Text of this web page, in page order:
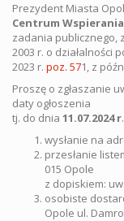
Prezydent Miasta
Centrum
zadania publicznego,
2003 r. o działalności
2023 r. poz. 571, z
Proszę o zgłaszanie
daty ogłoszenia
tj. do dnia 11.07.2024 r
wysłanie na
przesłanie
015 Opole
z dopiskiem:
osobiste
Opole ul.